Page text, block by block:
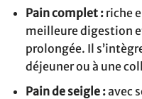
Pain complet :riche
meilleure digestion
prolongée. Il
déjeuner ou à une
Pain de seigle :avec